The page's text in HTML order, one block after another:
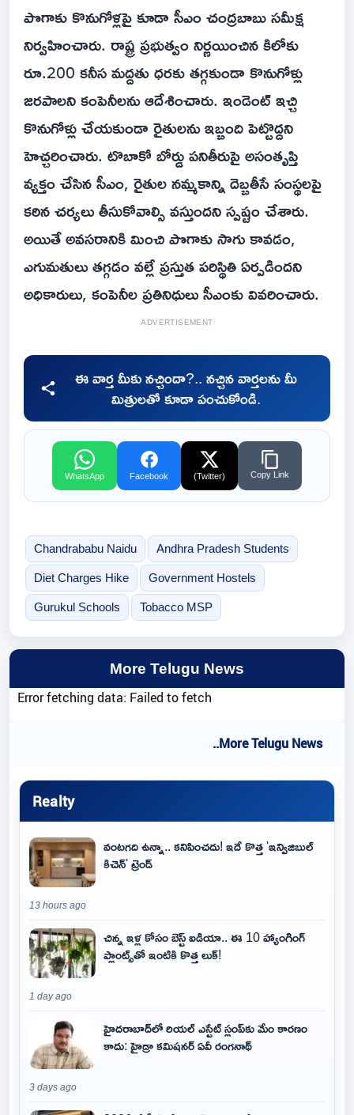
పొగాకు కొనుగోళ్లపై కూడా సీఎం చంద్రబాబు సమీక్ష
నిర్వహించారు. రాష్ట్ర ప్రభుత్వం నిర్ణయించిన కిలోకు
రూ.200 కనీస మద్దతు ధరకు తగ్గకుండా కొనుగోళ్లు
జరపాలని కంపెనీలను ఆదేశించారు. ఇండెంట్‌ ఇచ్చి
కొనుగోళ్లు చేయకుండా రైతులను ఇబ్బంది పెట్టొద్దని
హెచ్చరించారు. టొబాకో బోర్డు పనితీరుపై అసంతృప్తి
వ్యక్తం చేసిన సీఎం, రైతుల నమ్మకాన్ని దెబ్బతీసే సంస్థలపై
కఠిన చర్యలు తీసుకోవాల్సి వస్తుందని స్పష్టం చేశారు.
అయితే అవసరానికి మించి పొగాకు సాగు కావడం,
ఎగుమతులు తగ్గడం వల్లే ప్రస్తుత పరిస్థితి ఏర్పడిందని
అధికారులు, కంపెనీల ప్రతినిధులు సీఎంకు వివరించారు.
ADVERTISEMENT
ఈ వార్త మీకు నచ్చిందా?.. నచ్చిన వార్తలను మీ
మిత్రులతో కూడా పంచుకోండి.
WhatsApp Facebook (Twitter) Copy Link
Chandrababu Naidu Andhra Pradesh Students
Diet Charges Hike Government Hostels
Gurukul Schools Tobacco MSP
More Telugu News
Error fetching data: Failed to fetch
..More Telugu News
Realty
వంటగది ఉన్నా.. కనిపించదు! ఇదే కొత్త 'ఇన్విజిబుల్
కిచెన్' ట్రెండ్
13 hours ago
చిన్న ఇళ్ల కోసం బెస్ట్ ఐడియా.. ఈ 10 హ్యాంగింగ్
ప్లాంట్స్‌తో ఇంటికి కొత్త లుక్!
1 day ago
హైదరాబాద్‌లో రియల్ ఎస్టేట్ స్లంప్‌కు మేం కారణం
కాదు: హైడ్రా కమిషనర్ ఏవీ రంగనాథ్
3 days ago